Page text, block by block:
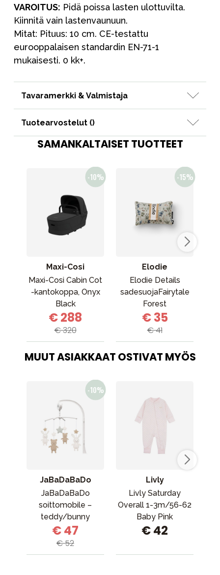
VAROITUS: Pidä poissa lasten ulottuvilta.
Kiinnitä vain lastenvaunuun.
Mitat: Pituus: 10 cm. CE-testattu
eurooppalaisen standardin EN-71-1
mukaisesti. 0 kk+.
Tavaramerkki & Valmistaja
Tuotearvostelut ()
SAMANKALTAISET TUOTTEET
Maxi-Cosi
Maxi-Cosi Cabin Cot
-kantokoppa, Onyx
Black
€ 288
€ 320
Elodie
Elodie Details
sadesuojaFairytale
Forest
€ 35
€ 41
MUUT ASIAKKAAT OSTIVAT MYÖS
JaBaDaBaDo
JaBaDaBaDo
soittomobile –
teddy/bunny
€ 47
€ 52
Livly
Livly Saturday
Overall 1-3m/56-62
Baby Pink
€ 42